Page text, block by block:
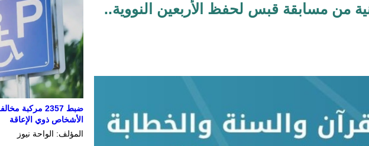
حوثية
كيف صنعت أم أحسائية من شغف بناتها قصة نجاح ملهمة؟
الفكرة إلى “أثر”
لا يجب التخلص منه
من مسابقة قبس لحفظ الأربعين النووية..
ضبط 2357
الأشخاص ذوي الإعاقة
المؤلف: الواحة نيوز